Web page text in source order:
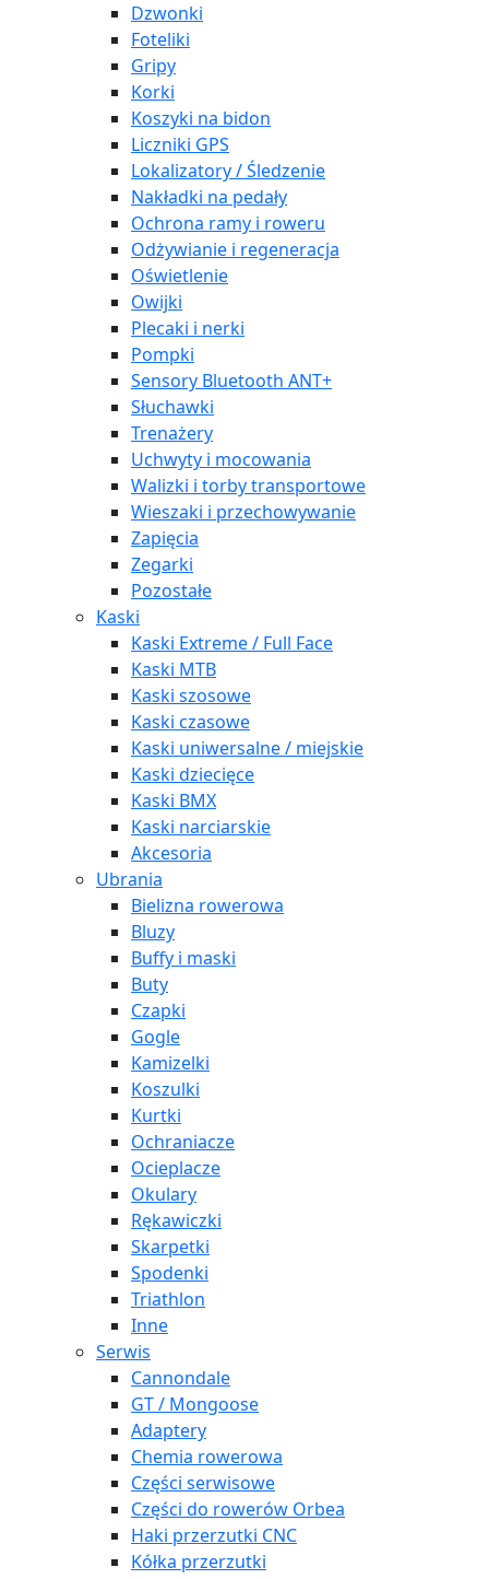
Dzwonki
Foteliki
Gripy
Korki
Koszyki na bidon
Liczniki GPS
Lokalizatory / Śledzenie
Nakładki na pedały
Ochrona ramy i roweru
Odżywianie i regeneracja
Oświetlenie
Owijki
Plecaki i nerki
Pompki
Sensory Bluetooth ANT+
Słuchawki
Trenażery
Uchwyty i mocowania
Walizki i torby transportowe
Wieszaki i przechowywanie
Zapięcia
Zegarki
Pozostałe
Kaski
Kaski Extreme / Full Face
Kaski MTB
Kaski szosowe
Kaski czasowe
Kaski uniwersalne / miejskie
Kaski dziecięce
Kaski BMX
Kaski narciarskie
Akcesoria
Ubrania
Bielizna rowerowa
Bluzy
Buffy i maski
Buty
Czapki
Gogle
Kamizelki
Koszulki
Kurtki
Ochraniacze
Ocieplacze
Okulary
Rękawiczki
Skarpetki
Spodenki
Triathlon
Inne
Serwis
Cannondale
GT / Mongoose
Adaptery
Chemia rowerowa
Części serwisowe
Części do rowerów Orbea
Haki przerzutki CNC
Kółka przerzutki